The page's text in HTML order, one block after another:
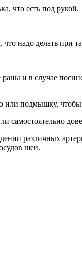
что есть под рукой.
надо делать при
и в случае
или подмышку,
различных
шеи.